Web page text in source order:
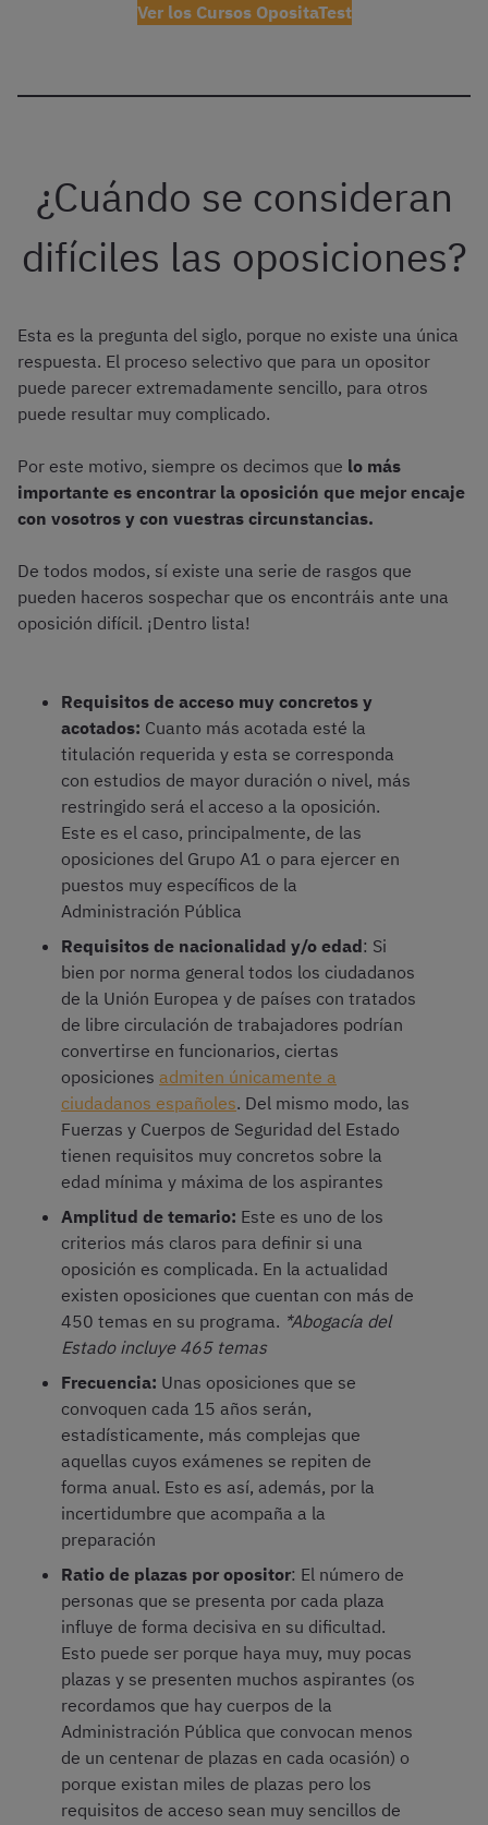
Ver los Cursos OpositaTest
¿Cuándo se consideran
difíciles las oposiciones?
Esta es la pregunta del siglo, porque no existe una única
respuesta. El proceso selectivo que para un opositor
puede parecer extremadamente sencillo, para otros
puede resultar muy complicado.
Por este motivo, siempre os decimos que lo más
importante es encontrar la oposición que mejor encaje
con vosotros y con vuestras circunstancias.
De todos modos, sí existe una serie de rasgos que
pueden haceros sospechar que os encontráis ante una
oposición difícil. ¡Dentro lista!
Requisitos de acceso muy concretos y
acotados: Cuanto más acotada esté la
titulación requerida y esta se corresponda
con estudios de mayor duración o nivel, más
restringido será el acceso a la oposición.
Este es el caso, principalmente, de las
oposiciones del Grupo A1 o para ejercer en
puestos muy específicos de la
Administración Pública
Requisitos de nacionalidad y/o edad: Si
bien por norma general todos los ciudadanos
de la Unión Europea y de países con tratados
de libre circulación de trabajadores podrían
convertirse en funcionarios, ciertas
oposiciones admiten únicamente a
ciudadanos españoles. Del mismo modo, las
Fuerzas y Cuerpos de Seguridad del Estado
tienen requisitos muy concretos sobre la
edad mínima y máxima de los aspirantes
Amplitud de temario: Este es uno de los
criterios más claros para definir si una
oposición es complicada. En la actualidad
existen oposiciones que cuentan con más de
450 temas en su programa. *Abogacía del
Estado incluye 465 temas
Frecuencia: Unas oposiciones que se
convoquen cada 15 años serán,
estadísticamente, más complejas que
aquellas cuyos exámenes se repiten de
forma anual. Esto es así, además, por la
incertidumbre que acompaña a la
preparación
Ratio de plazas por opositor: El número de
personas que se presenta por cada plaza
influye de forma decisiva en su dificultad.
Esto puede ser porque haya muy, muy pocas
plazas y se presenten muchos aspirantes (os
recordamos que hay cuerpos de la
Administración Pública que convocan menos
de un centenar de plazas en cada ocasión) o
porque existan miles de plazas pero los
requisitos de acceso sean muy sencillos de